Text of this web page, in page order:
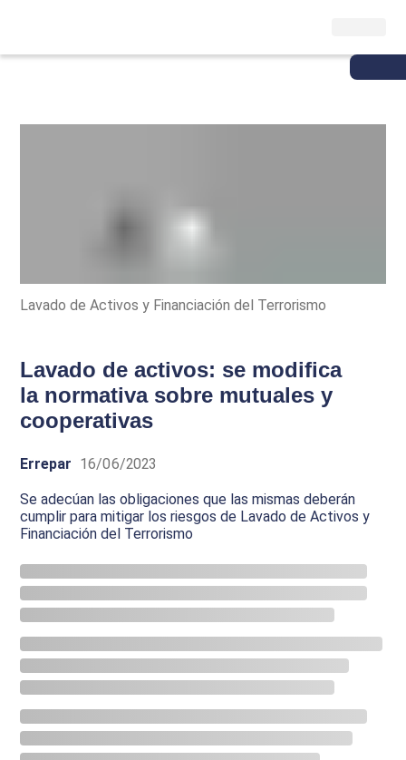
Lavado de Activos y Financiación del Terrorismo
Lavado de activos: se modifica
la normativa sobre mutuales y
cooperativas
Errepar 16/06/2023
Se adecúan las obligaciones que las mismas deberán
cumplir para mitigar los riesgos de Lavado de Activos y
Financiación del Terrorismo